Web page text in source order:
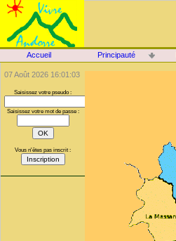
Saisissez votre pseudo :
Saisissez votre mot de passe :
Vous n'êtes pas inscrit :
07 Août 2026 16:01:03
Accueil Principauté